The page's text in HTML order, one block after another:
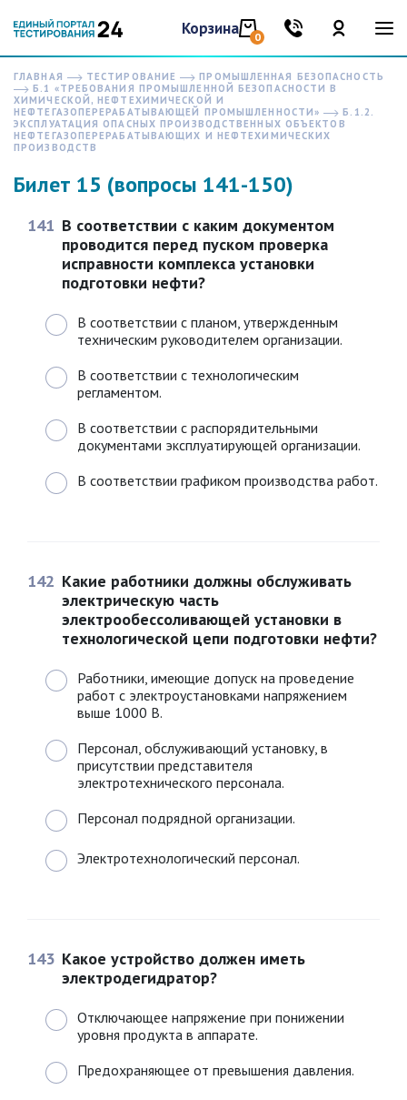
Корзина 0
ГЛАВНАЯ ТЕСТИРОВАНИЕ
ПРОМЫШЛЕННАЯ БЕЗОПАСНОСТЬ
Б.1 «ТРЕБОВАНИЯ ПРОМЫШЛЕННОЙ БЕЗОПАСНОСТИ В
ХИМИЧЕСКОЙ, НЕФТЕХИМИЧЕСКОЙ И
НЕФТЕГАЗОПЕРЕРАБАТЫВАЮЩЕЙ ПРОМЫШЛЕННОСТИ»
Б.1.2.
ЭКСПЛУАТАЦИЯ ОПАСНЫХ ПРОИЗВОДСТВЕННЫХ ОБЪЕКТОВ
НЕФТЕГАЗОПЕРЕРАБАТЫВАЮЩИХ И НЕФТЕХИМИЧЕСКИХ
ПРОИЗВОДСТВ
Билет 15 (вопросы 141-150)
141 В соответствии с каким документом
проводится перед пуском проверка
исправности комплекса установки
подготовки нефти?
В соответствии с планом, утвержденным
техническим руководителем организации.
В соответствии с технологическим
регламентом.
В соответствии с распорядительными
документами эксплуатирующей организации.
В соответствии графиком производства работ.
142 Какие работники должны обслуживать
электрическую часть
электрообессоливающей установки в
технологической цепи подготовки нефти?
Работники, имеющие допуск на проведение
работ с электроустановками напряжением
выше 1000 В.
Персонал, обслуживающий установку, в
присутствии представителя
электротехнического персонала.
Персонал подрядной организации.
Электротехнологический персонал.
143 Какое устройство должен иметь
электродегидратор?
Отключающее напряжение при понижении
уровня продукта в аппарате.
Предохраняющее от превышения давления.